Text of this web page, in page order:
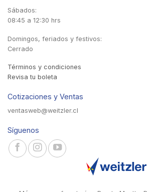
Sábados:
08:45 a 12:30 hrs
Domingos, feriados y festivos:
Cerrado
Términos y condiciones
Revisa tu boleta
Cotizaciones y Ventas
ventasweb@weitzler.cl
Síguenos